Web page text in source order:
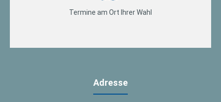
Termine am Ort Ihrer Wahl
Adresse